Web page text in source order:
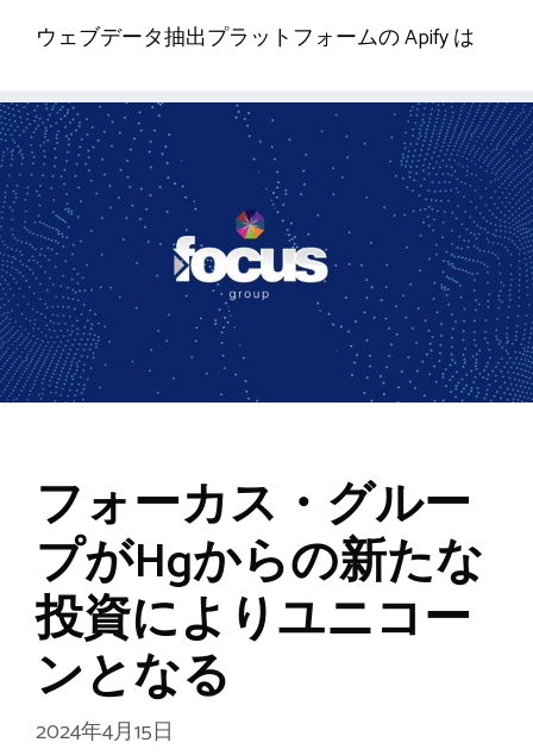
ウェブデータ抽出プラットフォームの Apify は
フォーカス・グルー
プがHgからの新たな
投資によりユニコー
ンとなる
2024年4月15日